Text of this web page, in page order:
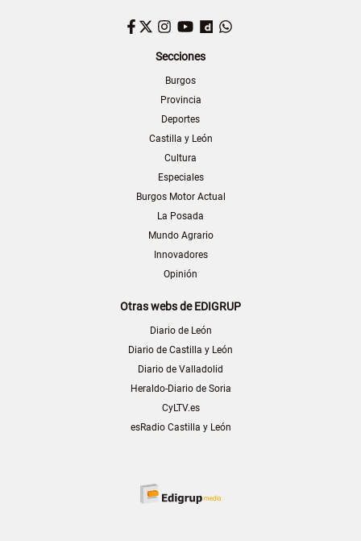
Facebook
TwitterInstagram
YouTubeDailymotion
Secciones
Burgos
Provincia
Deportes
Castilla y León
Cultura
Especiales
Burgos Motor Actual
La Posada
Mundo Agrario
Innovadores
Opinión
Otras webs de EDIGRUP
Diario de León
Diario de Castilla y León
Diario de Valladolid
Heraldo-Diario de Soria
CyLTV.es
esRadio Castilla y León